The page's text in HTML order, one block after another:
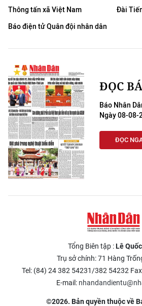
Thông tấn xã Việt Nam
Đài
Báo điện tử Quân đội nhân dân
ĐỌC
Báo Nhân
Ngày 08-08-
ĐỌC
Tổng Biên tập :Lê
Trụ sở chính: 71 Hàng
Tel: (84) 24 382 54231/382 54232
E-mail:
©2026. Bản quyền thuộc về